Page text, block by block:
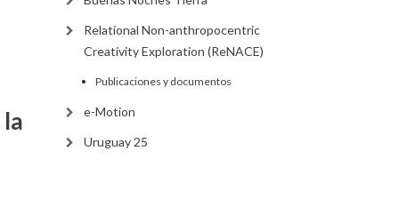
Relational Non-anthropocentric
Creativity Exploration (ReNACE)
Publicaciones y documentos
e-Motion
Uruguay 25